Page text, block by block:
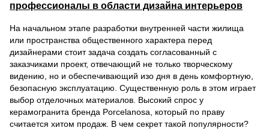
профессионалы в области дизайна интерьеров
На начальном этапе разработки внутренней части жилища
или пространства общественного характера перед
дизайнерами стоит задача создать согласованный с
заказчиками проект, отвечающий не только творческому
видению, но и обеспечивающий изо дня в день комфортную,
безопасную эксплуатацию. Существенную роль в этом играет
выбор отделочных материалов. Высокий спрос у
керамогранита бренда Porcelanosa, который по праву
считается хитом продаж. В чем секрет такой популярности?